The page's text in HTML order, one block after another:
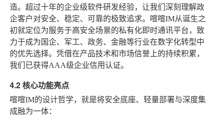
造。超过十年的企业级软件研发经验，让我们深刻理解政
企客户对安全、稳定、可靠的极致追求。喧喧IM从诞生之
初就定位为服务于高安全场景的私有化即时通讯平台，致
力于成为国企、军工、政务、金融等行业在数字化转型中
的优先选择。凭借在产品技术和市场信誉上的持续积累，
我们已获得AAA级企业信用认证。
4.2 核心功能亮点
喧喧IM的设计哲学，就是将安全底座、轻量部署与深度集
成融为一体：